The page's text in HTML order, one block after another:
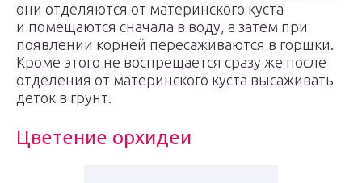
они отделяются от материнского куста
и помещаются сначала в воду, а затем при
появлении корней пересаживаются в горшки.
Кроме этого не воспрещается сразу же после
отделения от материнского куста высаживать
деток в грунт.
Цветение орхидеи